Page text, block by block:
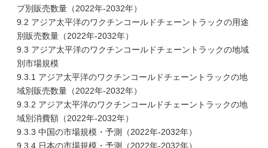
プ別販売数量（2022年-2032年）
9.2 アジア太平洋のワクチンコールドチェーントラックの用途
別販売数量（2022年-2032年）
9.3 アジア太平洋のワクチンコールドチェーントラックの地域
別市場規模
9.3.1 アジア太平洋のワクチンコールドチェーントラックの地
域別販売数量（2022年-2032年）
9.3.2 アジア太平洋のワクチンコールドチェーントラックの地
域別消費額（2022年-2032年）
9.3.3 中国の市場規模・予測（2022年-2032年）
9.3.4 日本の市場規模・予測（2022年-2032年）